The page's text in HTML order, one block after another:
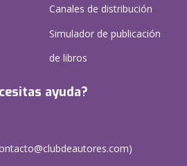
Canales de distribución
Simulador de publicación
de libros
ayuda?
)